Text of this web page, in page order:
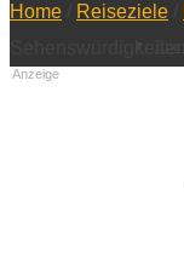
Home Reiseziele
Anzeige